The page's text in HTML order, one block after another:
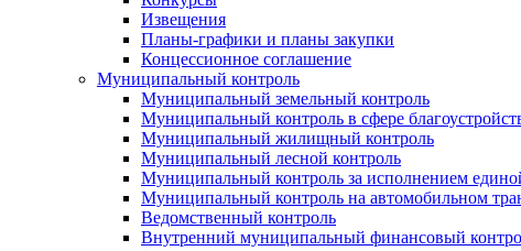
Извещения
Планы-графики и планы закупки
Концессионное соглашение
Муниципальный контроль
Муниципальный земельный контроль
Муниципальный контроль в сфере
Муниципальный жилищный контроль
Муниципальный лесной контроль
Муниципальный контроль за исполнением
Муниципальный контроль на автомобильном
Ведомственный контроль
Внутренний муниципальный финансовый